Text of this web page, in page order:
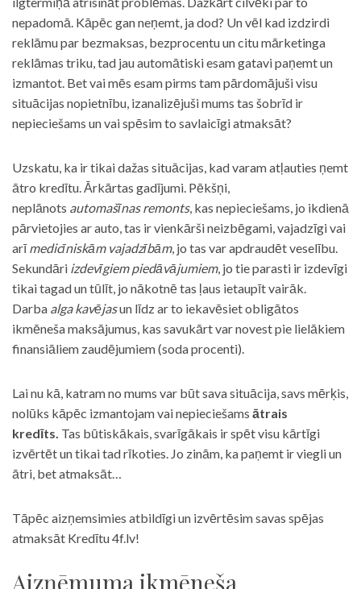
nepadomā. Kāpēc gan neņemt, ja dod? Un vēl kad izdzirdi
reklāmu par bezmaksas, bezprocentu un citu mārketinga
reklāmas triku, tad jau automātiski esam gatavi paņemt un
izmantot. Bet vai mēs esam pirms tam pārdomājuši visu
situācijas nopietnību, izanalizējuši mums tas šobrīd ir
nepieciešams un vai spēsim to savlaicīgi atmaksāt?
Uzskatu, ka ir tikai dažas situācijas, kad varam atļauties ņemt
ātro kredītu. Ārkārtas gadījumi. Pēkšņi,
neplānots automašīnas remonts, kas nepieciešams, jo ikdienā
pārvietojies ar auto, tas ir vienkārši neizbēgami, vajadzīgi vai
arīmedicīniskām vajadzībām, jo tas var apdraudēt veselību.
Sekundāri izdevīgiem piedāvājumiem, jo tie parasti ir izdevīgi
tikai tagad un tūlīt, jo nākotnē tas ļaus ietaupīt vairāk.
Darba alga kavējasun līdz ar to iekavēsiet obligātos
ikmēneša maksājumus, kas savukārt var novest pie lielākiem
finansiāliem zaudējumiem (soda procenti).
Lai nu kā, katram no mums var būt sava situācija, savs mērķis,
nolūks kāpēc izmantojam vai nepieciešams ātrais
kredīts. Tas būtiskākais, svarīgākais ir spēt visu kārtīgi
izvērtēt un tikai tad rīkoties. Jo zinām, ka paņemt ir viegli un
ātri, bet atmaksāt…
Tāpēc aizņemsimies atbildīgi un izvērtēsim savas spējas
atmaksāt Kredītu 4f.lv!
Aizņēmuma ikmēneša